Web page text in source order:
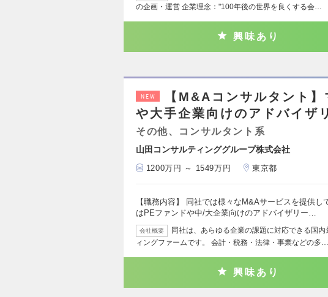
の企画・運営 企業理念："100年後の世界を良くする会…
興味あり
NEW
【M&Aコンサルタント
や大手企業向けのアドバイザ
その他、コンサルタント系
山田コンサルティンググループ株式会社
1200万円 ～ 1549万円 東京都
【職務内容】 同社では様々なM&Aサービスを提供
はPEファンドや中/大企業向けのアドバイザリー…
会社概要
同社は、あらゆる企業の課題に対応できる国
ィングファームです。 会計・税務・法律・事業などの多…
興味あり